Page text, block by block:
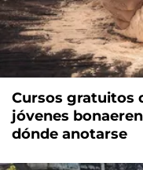
Cursos gratuitos
jóvenes
dónde anotarse